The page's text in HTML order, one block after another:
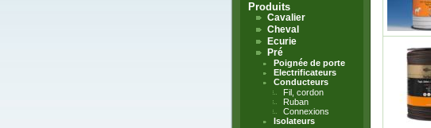
Produits
Cavalier
Cheval
Ecurie
Pré
Poignée de porte
Electrificateurs
Conducteurs
Fil, cordon
Ruban
Connexions
Isolateurs